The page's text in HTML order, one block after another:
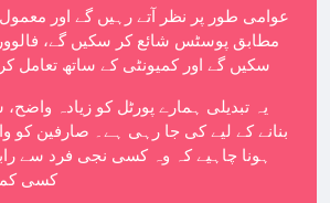
مطابق پوسٹس شائع کر سکیں گے،
سکیں گے اور کمیونٹی کے ساتھ تعامل
یہ تبدیلی ہمارے پورٹل کو زیادہ
بنانے کے لیے کی جا رہی ہے۔ صارفین کو
ہونا چاہیے کہ وہ کسی نجی فرد سے
کسی